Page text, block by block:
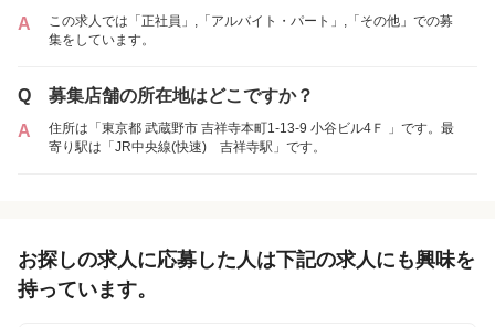
1件の店舗
hair Pride’s 吉祥寺店
パート
A
この求人では「正社員」,「アルバイト・パート」,「その他」での募
集をしています。
Q
募集店舗の所在地はどこですか？
A
住所は「東京都 武蔵野市 吉祥寺本町1-13-9 小谷ビル4Ｆ 」です。最
寄り駅は「JR中央線(快速) 吉祥寺駅」です。
お探しの求人に応募した人は下記の求人にも興味を
持っています。